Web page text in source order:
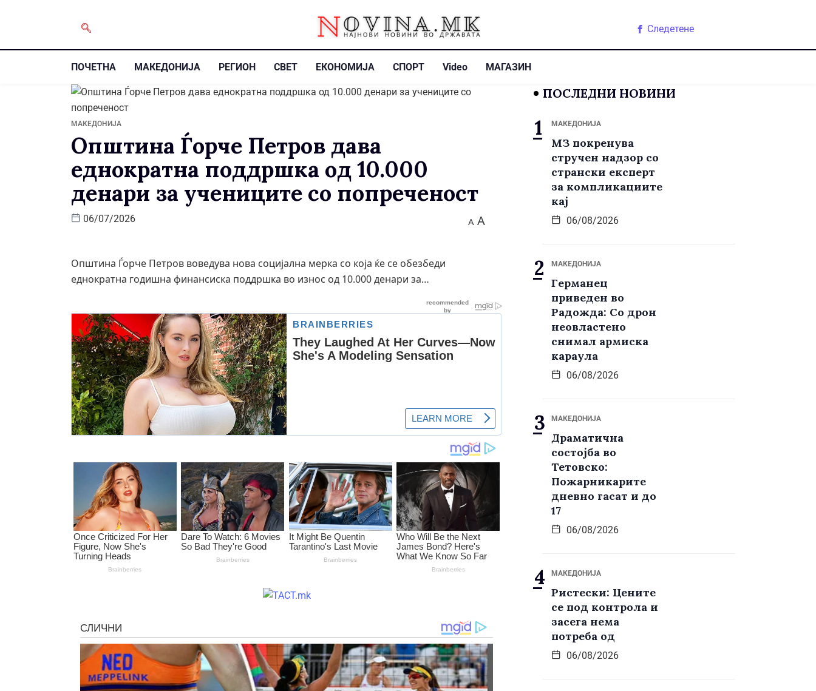
Следетене
ПОЧЕТНА МАКЕДОНИЈА РЕГИОН СВЕТ ЕКОНОМИЈА СПОРТ Video МАГАЗИН
МАКЕДОНИЈА
Општина Ѓорче Петров дава
еднократна поддршка од 10.000
денари за учениците со попреченост
06/07/2026 A A
Општина Ѓорче Петров воведува нова социјална мерка со која ќе се обезбеди
еднократна годишна финансиска поддршка во износ од 10.000 денари за…
ПОСЛЕДНИ НОВИНИ
МАКЕДОНИЈА
МЗ покренува
стручен надзор со
странски експерт
за компликациите
кај
06/08/2026
МАКЕДОНИЈА
Германец
приведен во
Радожда: Со дрон
неовластено
снимал армиска
караула
06/08/2026
МАКЕДОНИЈА
Драматична
состојба во
Тетовско:
Пожарникарите
дневно гасат и до
17
06/08/2026
МАКЕДОНИЈА
Ристески: Цените
се под контрола и
засега нема
потреба од
06/08/2026